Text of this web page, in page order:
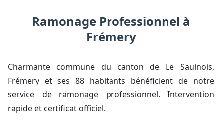
Ramonage Professionnel à
Frémery
Charmante commune du canton de Le Saulnois,
Frémery et ses 88 habitants bénéficient de notre
service de ramonage professionnel. Intervention
rapide et certificat officiel.